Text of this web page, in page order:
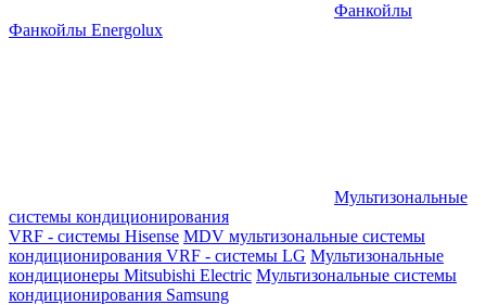
Фанкойлы
Фанкойлы Energolux
Мультизональные
системы кондиционирования
VRF - системы Hisense MDV мультизональные системы
кондиционирования VRF - системы LG Мультизональные
кондиционеры Mitsubishi Electric Мультизональные системы
кондиционирования Samsung